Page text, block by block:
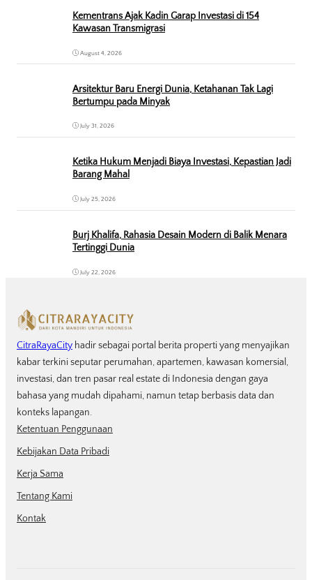
Kementrans Ajak Kadin Garap Investasi di 154
Kawasan Transmigrasi
August 4, 2026
Arsitektur Baru Energi Dunia, Ketahanan Tak Lagi
Bertumpu pada Minyak
July 31, 2026
Ketika Hukum Menjadi Biaya Investasi, Kepastian Jadi
Barang Mahal
July 25, 2026
Burj Khalifa, Rahasia Desain Modern di Balik Menara
Tertinggi Dunia
July 22, 2026
CitraRayaCity hadir sebagai portal berita properti yang menyajikan
kabar terkini seputar perumahan, apartemen, kawasan komersial,
investasi, dan tren pasar real estate di Indonesia dengan gaya
bahasa yang mudah dipahami, namun tetap berbasis data dan
konteks lapangan.
Ketentuan Penggunaan
Kebijakan Data Pribadi
Kerja Sama
Tentang Kami
Kontak